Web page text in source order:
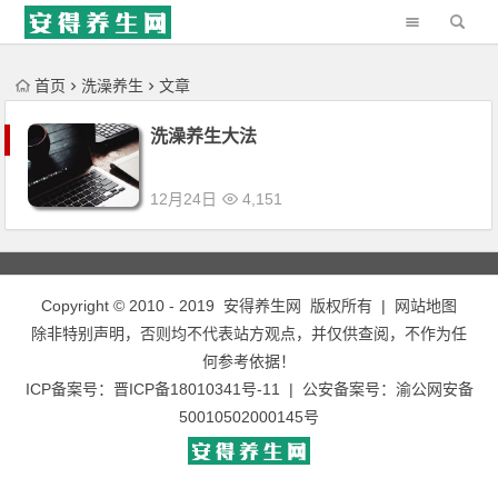
'); })();
首页 洗澡养生 文章
洗澡养生大法
12月24日 4,151
Copyright © 2010 - 2019 安得养生网 版权所有 |
网站地图
除非特别声明，否则均不代表站方观点，并仅供查阅，不作为任
何参考依据！
ICP备案号： 晋ICP备18010341号-11 | 公安备案号： 渝公网安备
50010502000145号